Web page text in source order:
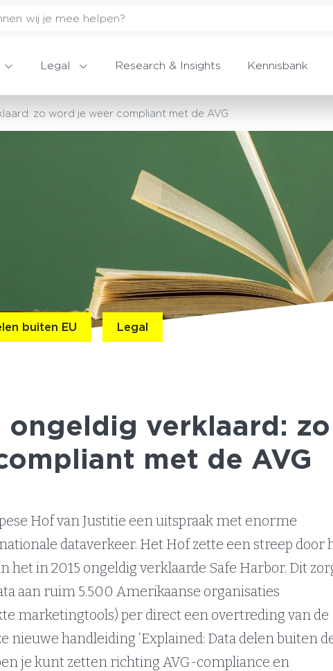
Legal Research & Insights Kennisbank
zo word je weer compliant met de AVG
buiten EU Legal
ongeldig verklaard: zo
met de AVG
Hof van Justitie een uitspraak met enorme
dataverkeer. Het Hof zette een streep door
het in 2015 ongeldig verklaarde Safe Harbor. Dit
aan ruim 5.500 Amerikaanse organisaties
marketingtools) per direct een overtreding van de
nieuwe handleiding ‘Explained: Data delen buiten
je kunt zetten richting AVG-compliance en